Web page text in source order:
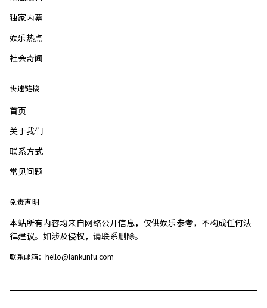
独家内幕
娱乐热点
社会奇闻
快速链接
首页
关于我们
联系方式
常见问题
免责声明
本站所有内容均来自网络公开信息，仅供娱乐参考，不构成任何法
律建议。如涉及侵权，请联系删除。
联系邮箱：hello@lankunfu.com